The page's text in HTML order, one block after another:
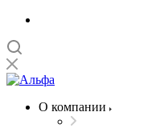
О компании